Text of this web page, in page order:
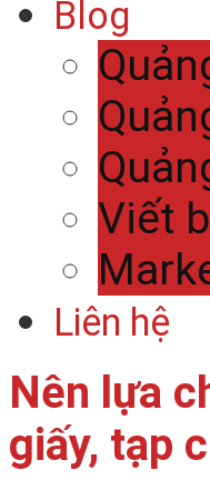
Blog
Viết
Liên hệ
Nên lựa
giấy, tạp